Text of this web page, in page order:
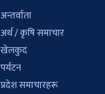
अन्तर्वाता
अर्थ / कृषि समाचार
खेलकुद
पर्यटन
प्रदेश समाचारहरू